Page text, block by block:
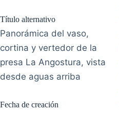
Título alternativo
Panorámica del vaso,
cortina y vertedor de la
presa La Angostura, vista
desde aguas arriba
Fecha de creación